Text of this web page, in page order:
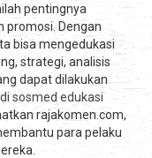
pentingnya
promosi. Dengan
bisa mengedukasi
strategi, analisis
dapat dilakukan
sosmed edukasi
rajakomen.com,
para pelaku